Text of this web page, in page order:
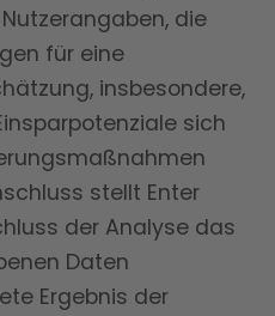
die
für eine
insbesondere,
sich
stellt Enter
der Analyse das
Daten
Ergebnis der